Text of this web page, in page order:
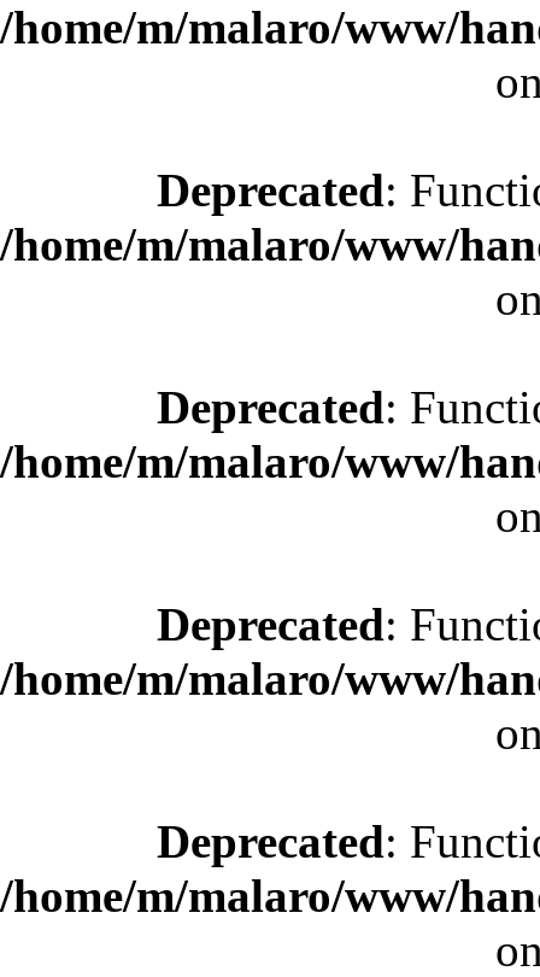
/home/m/malaro/www/
Deprecated:
/home/m/malaro/www/
Deprecated:
/home/m/malaro/www/
Deprecated:
/home/m/malaro/www/
Deprecated:
/home/m/malaro/www/